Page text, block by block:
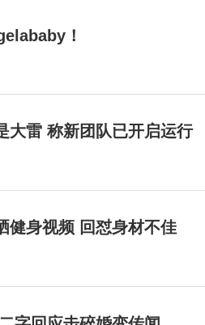
！
大雷 称新团队已开启运行
健身视频 回怼身材不佳